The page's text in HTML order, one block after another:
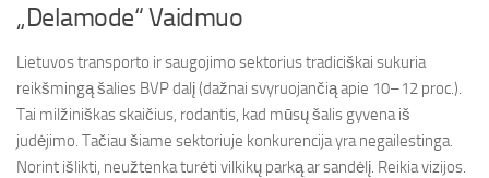
„Delamode“ Vaidmuo
Lietuvos transporto ir saugojimo sektorius tradiciškai sukuria
reikšmingą šalies BVP dalį (dažnai svyruojančią apie 10–12 proc.).
Tai milžiniškas skaičius, rodantis, kad mūsų šalis gyvena iš
judėjimo. Tačiau šiame sektoriuje konkurencija yra negailestinga.
Norint išlikti, neužtenka turėti vilkikų parką ar sandėlį. Reikia vizijos.